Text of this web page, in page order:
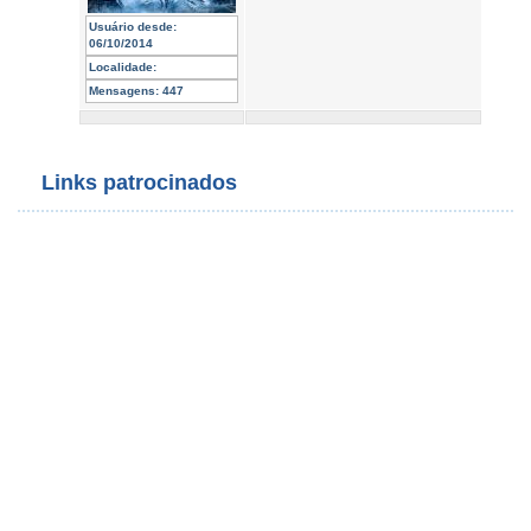
Usuário desde:
06/10/2014
Localidade:
Mensagens: 447
Links patrocinados